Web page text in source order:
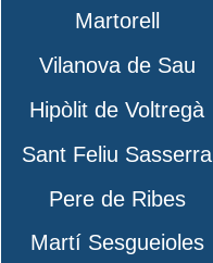
Martorell
Vilanova de Sau
Hipòlit de Voltregà
Sant Feliu Sasserra
Pere de Ribes
Martí Sesgueioles